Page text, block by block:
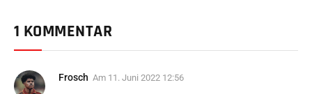
1 KOMMENTAR
Frosch Am 11. Juni 2022 12:56